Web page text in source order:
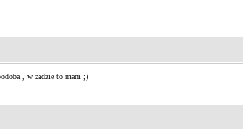
, w zadzie to mam ;)